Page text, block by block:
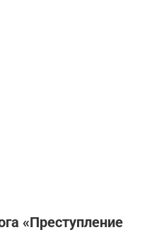
«Преступление